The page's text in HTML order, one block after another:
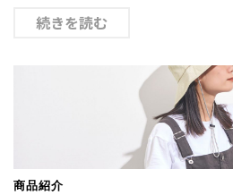
続きを読む
商品紹介